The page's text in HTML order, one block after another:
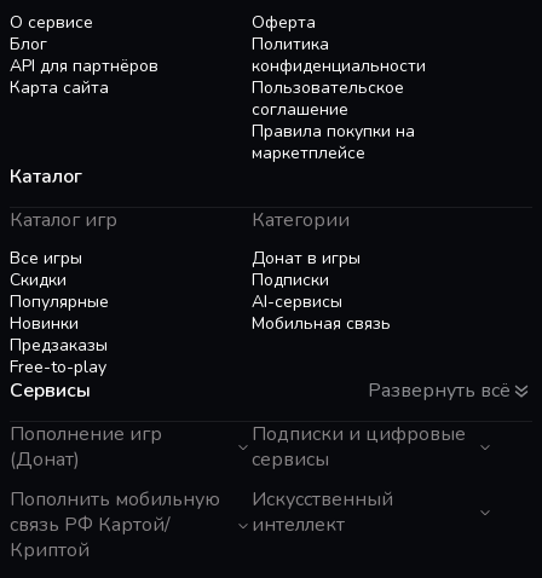
О сервисе
Блог
API для партнёров
Карта сайта
Оферта
Политика
конфиденциальности
Пользовательское
соглашение
Правила покупки на
маркетплейсе
Каталог
Каталог игр
Все игры
Скидки
Популярные
Новинки
Предзаказы
Free-to-play
Категории
Донат в игры
Подписки
AI-сервисы
Мобильная связь
Сервисы
Развернуть всё
Пополнение игр
(Донат)
GTA 6
Пополнение Steam
Roblox
Genshin Impact
Подписки и цифровые
сервисы
Telegram Звезды
Apple ID
Пополнить мобильную
связь РФ Картой/
Криптой
Искусственный
интеллект